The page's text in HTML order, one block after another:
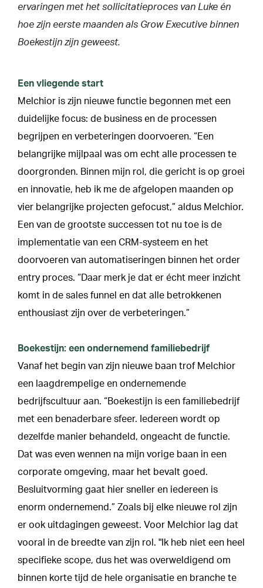
ervaringen met het sollicitatieproces van Luke én
hoe zijn eerste maanden als Grow Executive binnen
Boekestijn zijn geweest.
Een vliegende start
Melchior is zijn nieuwe functie begonnen met een
duidelijke focus: de business en de processen
begrijpen en verbeteringen doorvoeren. “Een
belangrijke mijlpaal was om echt alle processen te
doorgronden. Binnen mijn rol, die gericht is op groei
en innovatie, heb ik me de afgelopen maanden op
vier belangrijke projecten gefocust,” aldus Melchior.
Een van de grootste successen tot nu toe is de
implementatie van een CRM-systeem en het
doorvoeren van automatiseringen binnen het order
entry proces. “Daar merk je dat er écht meer inzicht
komt in de sales funnel en dat alle betrokkenen
enthousiast zijn over de verbeteringen.”
Boekestijn: een ondernemend familiebedrijf
Vanaf het begin van zijn nieuwe baan trof Melchior
een laagdrempelige en ondernemende
bedrijfscultuur aan. “Boekestijn is een familiebedrijf
met een benaderbare sfeer. Iedereen wordt op
dezelfde manier behandeld, ongeacht de functie.
Dat was even wennen na mijn vorige baan in een
corporate omgeving, maar het bevalt goed.
Besluitvorming gaat hier sneller en iedereen is
enorm ondernemend.” Zoals bij elke nieuwe rol zijn
er ook uitdagingen geweest. Voor Melchior lag dat
vooral in de breedte van zijn rol. "Ik heb niet een heel
specifieke scope, dus het was overweldigend om
binnen korte tijd de hele organisatie en branche te